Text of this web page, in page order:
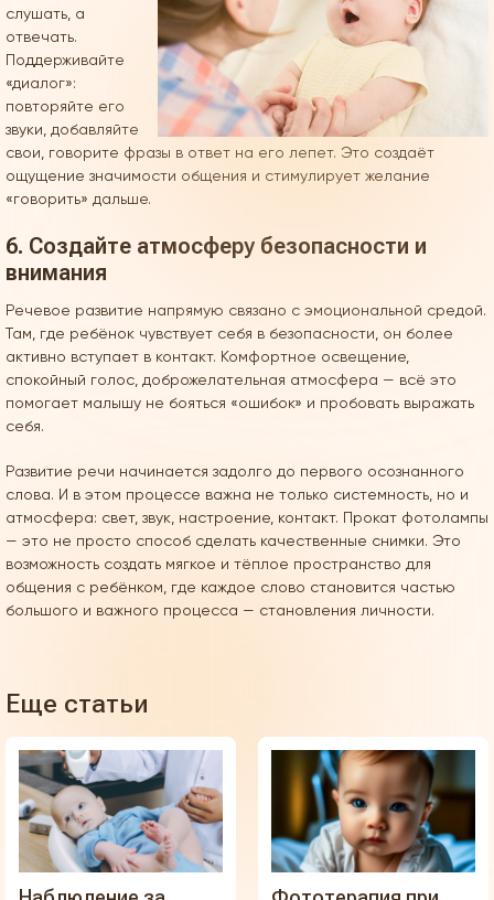
слушать, а
отвечать.
Поддерживайте
«диалог»:
повторяйте его
звуки, добавляйте
свои, говорите фразы в ответ на его лепет. Это создаёт
ощущение значимости общения и стимулирует желание
«говорить» дальше.
6. Создайте атмосферу безопасности и
внимания
Речевое развитие напрямую связано с эмоциональной средой.
Там, где ребёнок чувствует себя в безопасности, он более
активно вступает в контакт. Комфортное освещение,
спокойный голос, доброжелательная атмосфера — всё это
помогает малышу не бояться «ошибок» и пробовать выражать
себя.
Развитие речи начинается задолго до первого осознанного
слова. И в этом процессе важна не только системность, но и
атмосфера: свет, звук, настроение, контакт. Прокат фотолампы
— это не просто способ сделать качественные снимки. Это
возможность создать мягкое и тёплое пространство для
общения с ребёнком, где каждое слово становится частью
большого и важного процесса — становления личности.
Еще статьи